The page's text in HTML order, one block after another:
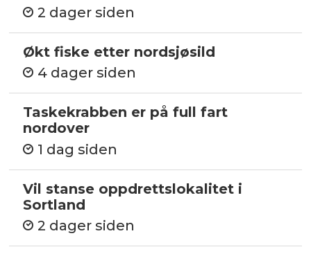
2 dager siden
Økt fiske etter nordsjøsild
4 dager siden
Taskekrabben er på full fart
nordover
1 dag siden
Vil stanse oppdrettslokalitet i
Sortland
2 dager siden